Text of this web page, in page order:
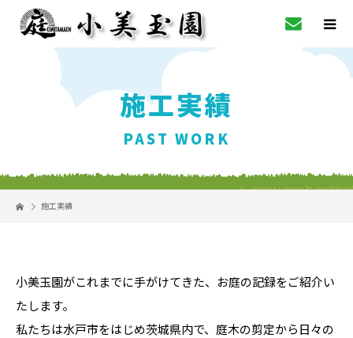
施工実績
PAST WORK
施工実績
小美玉園がこれまでに手がけてきた、お庭の記録をご紹介い
たします。
私たちは水戸市をはじめ茨城県内で、庭木の剪定から日々の